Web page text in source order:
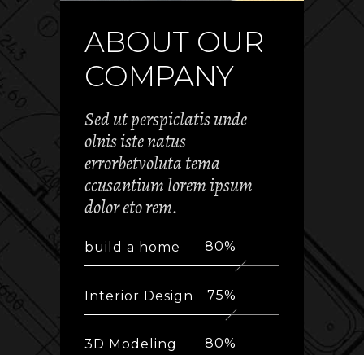
ABOUT OUR
COMPANY
Sed ut perspiclatis unde
olnis iste natus
errorbetvoluta tema
ccusantium lorem ipsum
dolor eto rem.
build a home 80
Interior Design 75
3D Modeling 80